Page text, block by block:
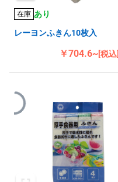
在庫 あり
レーヨンふきん10枚入
￥704.6~[税込]